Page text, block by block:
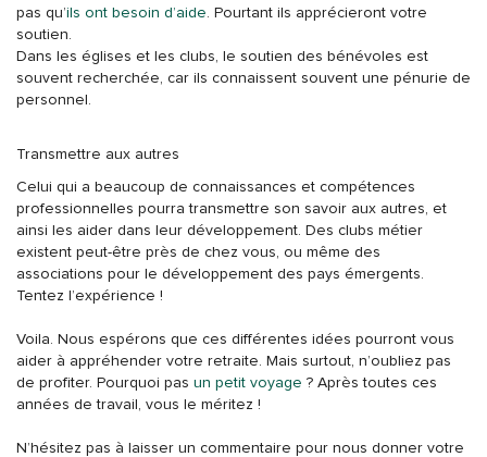
pas qu’ils ont besoin d’aide. Pourtant ils apprécieront votre
soutien.
Dans les églises et les clubs, le soutien des bénévoles est
souvent recherchée, car ils connaissent souvent une pénurie de
personnel.
Transmettre aux autres
Celui qui a beaucoup de connaissances et compétences
professionnelles pourra transmettre son savoir aux autres, et
ainsi les aider dans leur développement. Des clubs métier
existent peut-être près de chez vous, ou même des
associations pour le développement des pays émergents.
Tentez l’expérience !
Voila. Nous espérons que ces différentes idées pourront vous
aider à appréhender votre retraite. Mais surtout, n’oubliez pas
de profiter. Pourquoi pas un petit voyage ? Après toutes ces
années de travail, vous le méritez !
N’hésitez pas à laisser un commentaire pour nous donner votre